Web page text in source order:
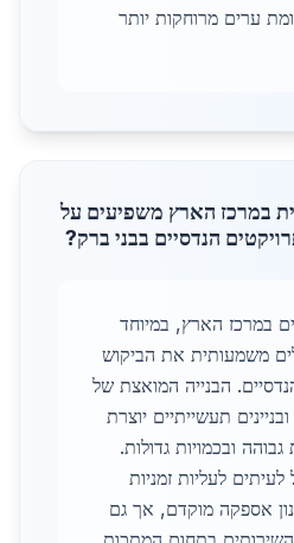
ערים מרוחקות יותר
במרכז הארץ משפיעים על
הנדסיים בבני ברק?
במרכז הארץ, במיוחד
משמעותית את הביקוש
הבנייה המואצת של
תעשייתיים יוצרת
ובכמויות גדולות.
לעליות זמניות
אספקה מוקדם, אך גם